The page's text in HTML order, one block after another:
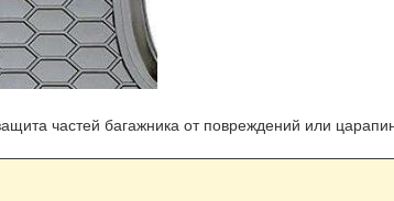
частей багажника от повреждений или